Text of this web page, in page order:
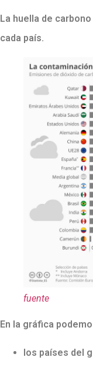
La huella de
cada país.
fuente
En la gráfica
los países del